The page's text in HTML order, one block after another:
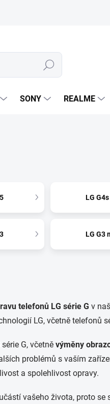
Hledat
SONY REALME
LG G4s
LG G3
telefonů LG série G v
LG, včetně telefonů
série G, včetně výměny
problémů s vaším
a spolehlivost opravy.
vašeho života, proto se